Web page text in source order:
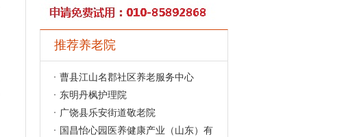
推荐养老院
曹县江山名郡社区养老服务中心
东明丹枫护理院
广饶县乐安街道敬老院
国昌怡心园医养健康产业（山东）有